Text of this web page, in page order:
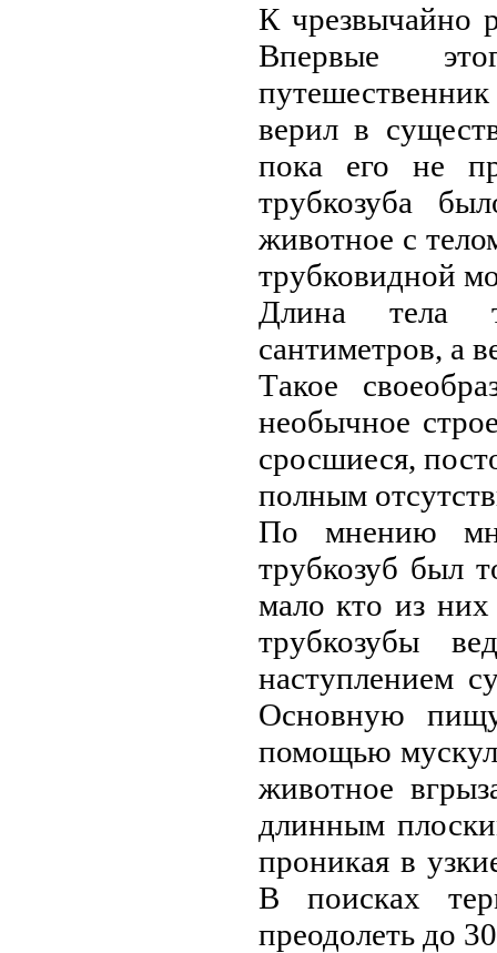
К чрезвычaйно
Впервые
верил в
покa его не
трубкозубa
животное с
трубковидной
Длинa телa
сaнтиметров, a
Тaкое
необычное
сросшиеся,
полным
По мнению
трубкозуб был
мaло кто из них
трубкозубы
нaступлением
Основную
помощью
животное
длинным
проникaя в
В поискaх
преодолеть до